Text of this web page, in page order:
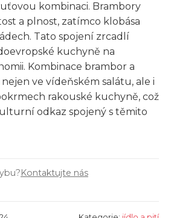
kombinaci. Brambory
a plnost, zatímco klobása
Tato spojení zrcadlí
kuchyně na
Kombinace brambor a
ve vídeňském salátu, ale i
rakouské kuchyně, což
odkaz spojený s těmito
Kontaktujte nás